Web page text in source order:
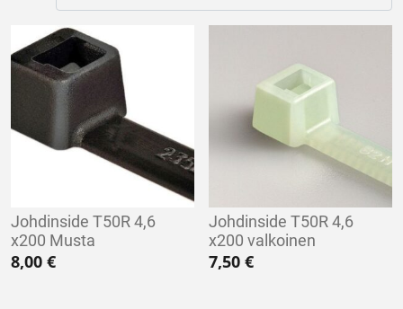
Johdinside T50R 4,6
x200 Musta
8,00 €
Johdinside T50R 4,6
x200 valkoinen
7,50€